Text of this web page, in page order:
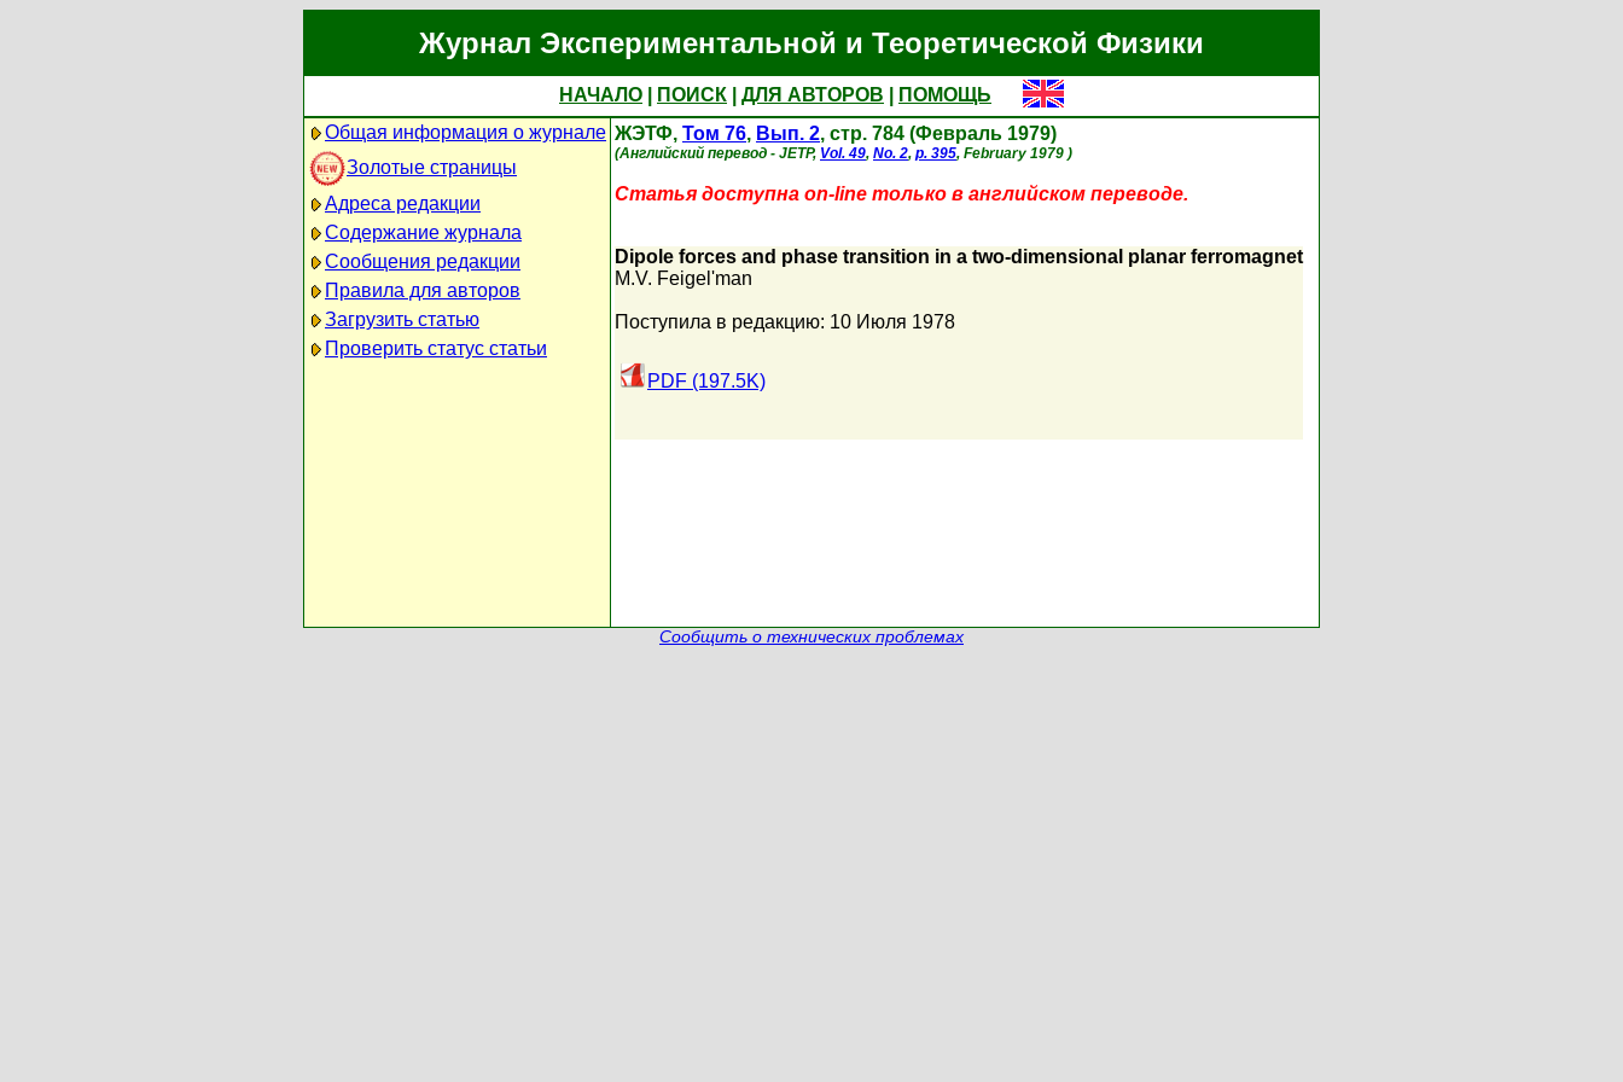
Журнал Экспериментальной и Теоретической Физики
НАЧАЛО ПОИСК ДЛЯ АВТОРОВ
ПОМОЩЬ
Общая информация о журнале
Золотые страницы
Адреса редакции
Содержание журнала
Сообщения редакции
Правила для авторов
Загрузить статью
Проверить статус статьи
ЖЭТФ, Том 76, Вып. 2, стр. 784 (Февраль 1979)
(Английский перевод - JETP, Vol. 49, No. 2, p. 395, February 1979 )
Статья доступна on-line только в английском переводе.
Dipole forces and phase transition in a two-dimensional planar ferromagnet
M.V. Feigel'man
Поступила в редакцию: 10 Июля 1978
PDF (197.5K)
Сообщить о технических проблемах